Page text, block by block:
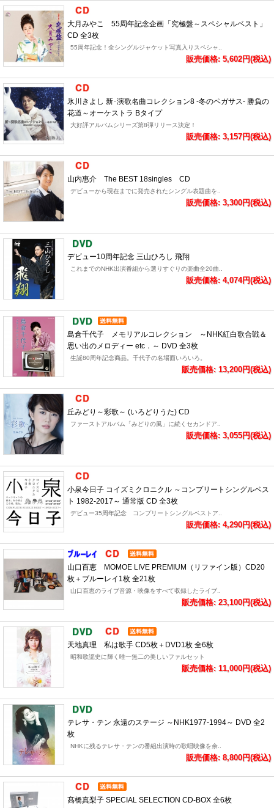
大月みやこ 55周年記念企画「究極盤～スペシャルベスト」
CD 全3枚
55周年記念！全シングルジャケット写真入りスペシャ..
販売価格: 5,602円(税込)
氷川きよし 新･演歌名曲コレクション8 -冬のペガサス- 勝負の
花道～オーケストラ Bタイプ
大好評アルバムシリーズ第8弾リリース決定！
販売価格: 3,157円(税込)
山内惠介 The BEST 18singles CD
デビューから現在までに発売されたシングル表題曲を..
販売価格: 3,300円(税込)
デビュー10周年記念 三山ひろし 飛翔
これまでのNHK出演番組から選りすぐりの楽曲全20曲..
販売価格: 4,074円(税込)
島倉千代子 メモリアルコレクション ～NHK紅白歌合戦＆
思い出のメロディー etc．～ DVD 全3枚
生誕80周年記念商品。千代子の名場面いろいろ。
販売価格: 13,200円(税込)
丘みどり～彩歌～ (いろどりうた) CD
ファーストアルバム「みどりの風」に続くセカンドア..
販売価格: 3,055円(税込)
小泉今日子 コイズミクロニクル ～コンプリートシングルベス
ト 1982-2017～ 通常版 CD 全3枚
デビュー35周年記念 コンプリートシングルベストア..
販売価格: 4,290円(税込)
山口百恵 MOMOE LIVE PREMIUM（リファイン版）CD20
枚＋ブルーレイ1枚 全21枚
山口百恵のライブ音源・映像をすべて収録したライブ..
販売価格: 23,100円(税込)
天地真理 私は歌手 CD5枚＋DVD1枚 全6枚
昭和歌謡史に輝く唯一無二の美しいファルセット
販売価格: 11,000円(税込)
テレサ・テン 永遠のステージ ～NHK1977-1994～ DVD 全2
枚
NHKに残るテレサ・テンの番組出演時の歌唱映像を余..
販売価格: 8,800円(税込)
髙橋真梨子 SPECIAL SELECTION CD-BOX 全6枚